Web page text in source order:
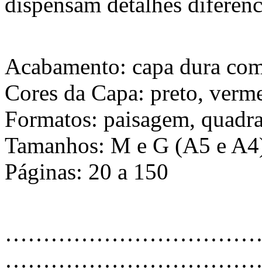
Acabamento: capa dura
Cores da Capa: preto,
Formatos: paisagem,
Tamanhos: M e G (A5 e
Páginas: 20 a 150